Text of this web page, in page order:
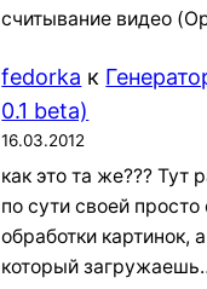
считывание видео
fedorka к
0.1 beta)
16.03.2012
как это та же??? Тут
по сути своей
обработки картинок,
который